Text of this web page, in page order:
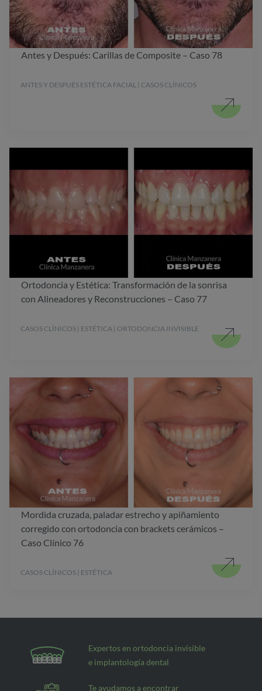
Antes y Después: Carillas de Composite – Caso 78
ANTES Y DESPUÉS ESTÉTICA FACIAL | CASOS CLÍNICOS
Ortodoncia y Estética: Transformación de la sonrisa
con Alineadores y Reconstrucciones – Caso 77
CASOS CLÍNICOS | ESTÉTICA | ORTODONCIA INVISIBLE
Mordida cruzada, paladar estrecho y apiñamiento
corregido con ortodoncia con brackets cerámicos –
Caso Clínico 76
CASOS CLÍNICOS | ESTÉTICA
Expertos en ortodoncia invisible
e implantología dental
Te ayudamos a encontrar